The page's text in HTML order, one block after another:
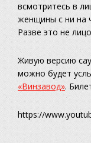
всмотритесь в
женщины с ни на
Разве это не
Живую версию
можно будет
«Винзавод».
https://